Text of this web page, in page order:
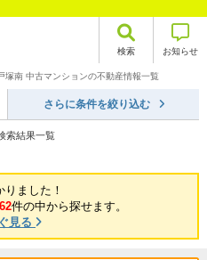
検索 お知らせ
塚南 中古マンションの不動産情報一覧
さらに条件を絞り込む
索結果一覧
りました！
件の中から探せます。
見る